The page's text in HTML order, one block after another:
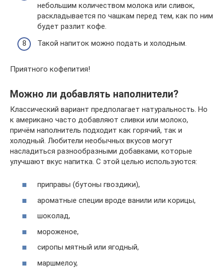
небольшим количеством молока или сливок,
раскладывается по чашкам перед тем, как по ним
будет разлит кофе.
Такой напиток можно подать и холодным.
Приятного кофепития!
Можно ли добавлять наполнители?
Классический вариант предполагает натуральность. Но
к американо часто добавляют сливки или молоко,
причём наполнитель подходит как горячий, так и
холодный. Любители необычных вкусов могут
насладиться разнообразными добавками, которые
улучшают вкус напитка. С этой целью используются:
приправы (бутоны гвоздики),
ароматные специи вроде ванили или корицы,
шоколад,
мороженое,
сиропы мятный или ягодный,
маршмелоу,